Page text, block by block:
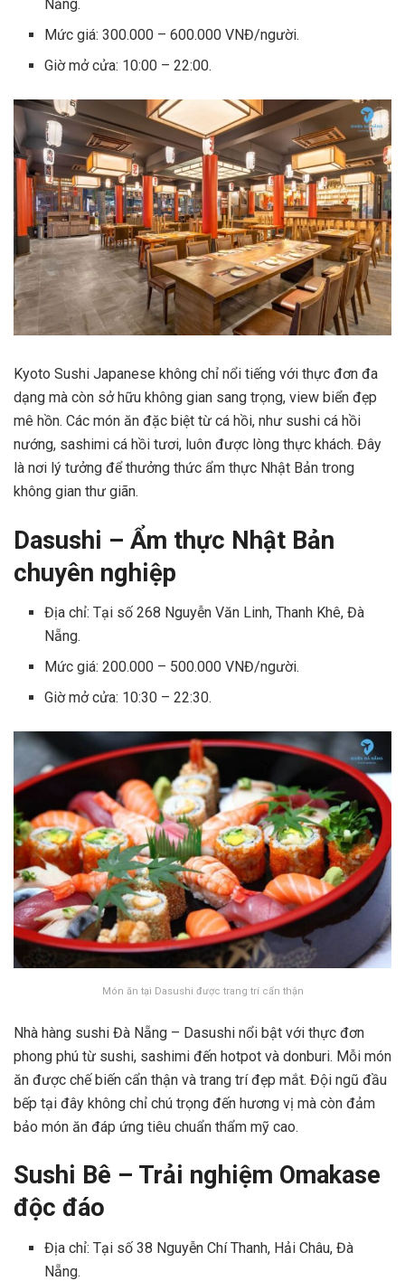
Nẵng.
Mức giá: 300.000 – 600.000 VNĐ/người.
Giờ mở cửa: 10:00 – 22:00.
Kyoto Sushi Japanese không chỉ nổi tiếng với thực đơn đa
dạng mà còn sở hữu không gian sang trọng, view biển đẹp
mê hồn. Các món ăn đặc biệt từ cá hồi, như sushi cá hồi
nướng, sashimi cá hồi tươi, luôn được lòng thực khách. Đây
là nơi lý tưởng để thưởng thức ẩm thực Nhật Bản trong
không gian thư giãn.
Dasushi – Ẩm thực Nhật Bản
chuyên nghiệp
Địa chỉ: Tại số 268 Nguyễn Văn Linh, Thanh Khê, Đà
Nẵng.
Mức giá: 200.000 – 500.000 VNĐ/người.
Giờ mở cửa: 10:30 – 22:30.
Món ăn tại Dasushi được trang trí cẩn thận
Nhà hàng sushi Đà Nẵng – Dasushi nổi bật với thực đơn
phong phú từ sushi, sashimi đến hotpot và donburi. Mỗi món
ăn được chế biến cẩn thận và trang trí đẹp mắt. Đội ngũ đầu
bếp tại đây không chỉ chú trọng đến hương vị mà còn đảm
bảo món ăn đáp ứng tiêu chuẩn thẩm mỹ cao.
Sushi Bê – Trải nghiệm Omakase
độc đáo
Địa chỉ: Tại số 38 Nguyễn Chí Thanh, Hải Châu, Đà
Nẵng.